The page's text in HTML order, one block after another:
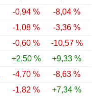
-0,94 % -8,04 %
-1,08 % -3,36 %
-0,60 % -10,57 %
+2,50 % +9,33 %
-4,70 % -8,63 %
-1,82 % +7,34 %